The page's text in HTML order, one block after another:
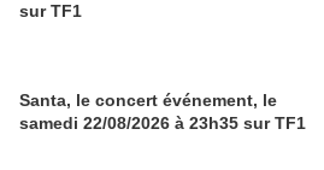
sur TF1
Santa, le concert événement, le
samedi 22/08/2026 à 23h35 sur TF1